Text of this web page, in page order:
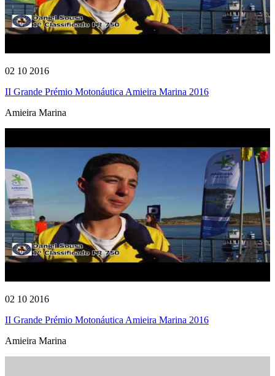
02 10 2016
II Grande Prémio Motonáutica Amieira Marina 2016
Amieira Marina
02 10 2016
II Grande Prémio Motonáutica Amieira Marina 2016
Amieira Marina